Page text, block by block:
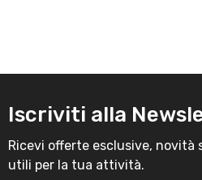
Iscriviti alla
Ricevi offerte esclusive, novità
utili per la tua attività.